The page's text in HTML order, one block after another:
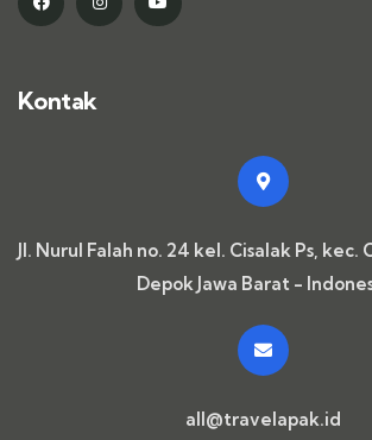
Kontak
Jl. Nurul Falah no. 24 kel. Cisalak Ps, kec.
Depok Jawa Barat -
all@travelapak.id